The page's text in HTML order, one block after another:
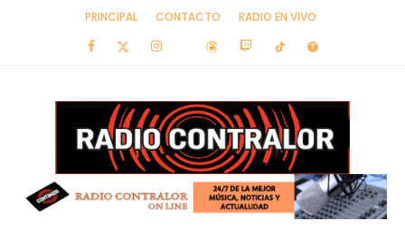
PRINCIPAL CONTACTO RADIO EN VIVO